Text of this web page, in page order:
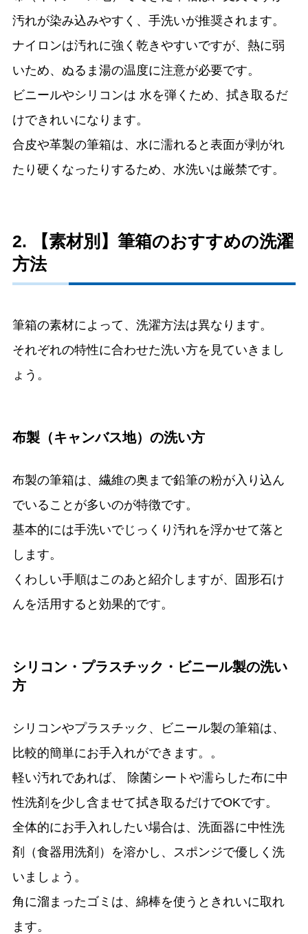
汚れが染み込みやすく、手洗いが推奨されます。
ナイロンは汚れに強く乾きやすいですが、熱に弱
いため、ぬるま湯の温度に注意が必要です。
ビニールやシリコンは 水を弾くため、拭き取るだ
けできれいになります。
合皮や革製の筆箱は、水に濡れると表面が剥がれ
たり硬くなったりするため、水洗いは厳禁です。
2. 【素材別】筆箱のおすすめの洗濯
方法
筆箱の素材によって、洗濯方法は異なります。
それぞれの特性に合わせた洗い方を見ていきまし
ょう。
布製（キャンバス地）の洗い方
布製の筆箱は、繊維の奥まで鉛筆の粉が入り込ん
でいることが多いのが特徴です。
基本的には手洗いでじっくり汚れを浮かせて落と
します。
くわしい手順はこのあと紹介しますが、固形石け
んを活用すると効果的です。
シリコン・プラスチック・ビニール製の洗い
方
シリコンやプラスチック、ビニール製の筆箱は、
比較的簡単にお手入れができます。。
軽い汚れであれば、 除菌シートや濡らした布に中
性洗剤を少し含ませて拭き取るだけでOKです。
全体的にお手入れしたい場合は、洗面器に中性洗
剤（食器用洗剤）を溶かし、スポンジで優しく洗
いましょう。
角に溜まったゴミは、綿棒を使うときれいに取れ
ます。